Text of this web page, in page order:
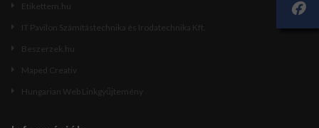
Etikettem.hu
IT Pavilon Számítástechnika és Irodatechnika Kft.
Beszerzek.hu
Maped Creativ
Hungarian Web Linkgyűjtemény